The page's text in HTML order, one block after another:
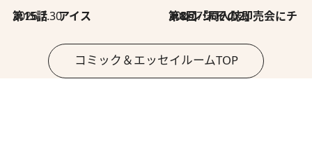
2026.7.30
第15話 アイス 2026.7.30
第8回「同人誌即売会にチャレンジ その2」
コミック＆エッセイルームTOP